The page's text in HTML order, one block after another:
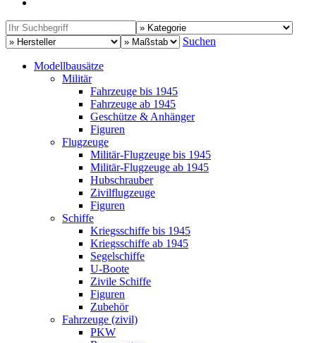
Suchen
Modellbausätze
Militär
Fahrzeuge bis 1945
Fahrzeuge ab 1945
Geschütze & Anhänger
Figuren
Flugzeuge
Militär-Flugzeuge bis 1945
Militär-Flugzeuge ab 1945
Hubschrauber
Zivilflugzeuge
Figuren
Schiffe
Kriegsschiffe bis 1945
Kriegsschiffe ab 1945
Segelschiffe
U-Boote
Zivile Schiffe
Figuren
Zubehör
Fahrzeuge (zivil)
PKW